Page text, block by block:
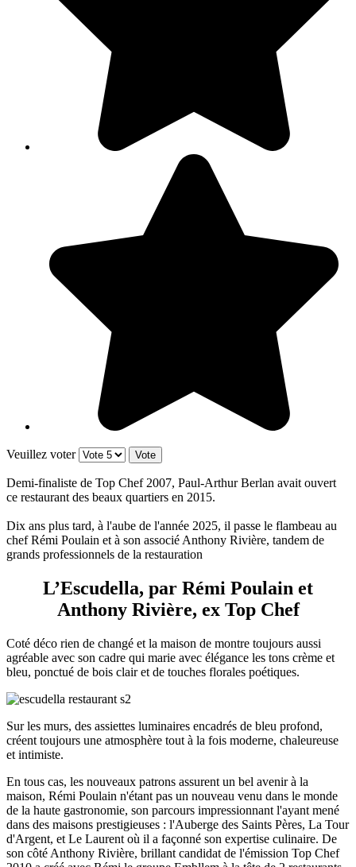
Veuillez voter
Demi-finaliste de Top Chef 2007, Paul-Arthur Berlan avait ouvert
ce restaurant des beaux quartiers en 2015.
Dix ans plus tard, à l'aube de l'année 2025, il passe le flambeau au
chef Rémi Poulain et à son associé Anthony Rivière, tandem de
grands professionnels de la restauration
L’Escudella, par Rémi Poulain et
Anthony Rivière, ex Top Chef
Coté déco rien de changé et la maison de montre toujours aussi
agréable avec son cadre qui marie avec élégance les tons crème et
bleu, ponctué de bois clair et de touches florales poétiques.
Sur les murs, des assiettes luminaires encadrés de bleu profond,
créent toujours une atmosphère tout à la fois moderne, chaleureuse
et intimiste.
En tous cas, les nouveaux patrons assurent un bel avenir à la
maison, Rémi Poulain n'étant pas un nouveau venu dans le monde
de la haute gastronomie, son parcours impressionnant l'ayant mené
dans des maisons prestigieuses : l'Auberge des Saints Pères, La Tour
d'Argent, et Le Laurent où il a façonné son expertise culinaire. De
son côté Anthony Rivière, brillant candidat de l'émission Top Chef